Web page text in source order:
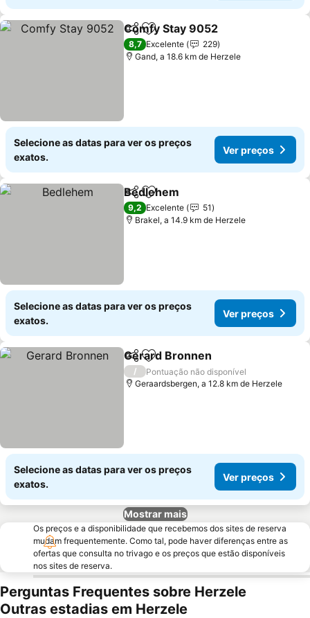
PartilharAdicionar aos favoritos
Comfy Stay 9052
8,7 Excelente
229
Gand, a 18.6 km de Herzele
Selecione as datas para ver os preços
exatos.
Ver preços
PartilharAdicionar aos favoritos
Bedlehem
9,2 Excelente
51
Brakel, a 14.9 km de Herzele
Selecione as datas para ver os preços
exatos.
Ver preços
PartilharAdicionar aos favoritos
Gerard Bronnen
/
Pontuação não disponível
Geraardsbergen, a 12.8 km de Herzele
Selecione as datas para ver os preços
exatos.
Ver preços
Mostrar mais
Os preços e a disponibilidade que recebemos dos sites de reserva
mudam frequentemente. Como tal, pode haver diferenças entre as
ofertas que consulta no trivago e os preços que estão disponíveis
nos sites de reserva.
Perguntas Frequentes sobre Herzele
Outras estadias em Herzele